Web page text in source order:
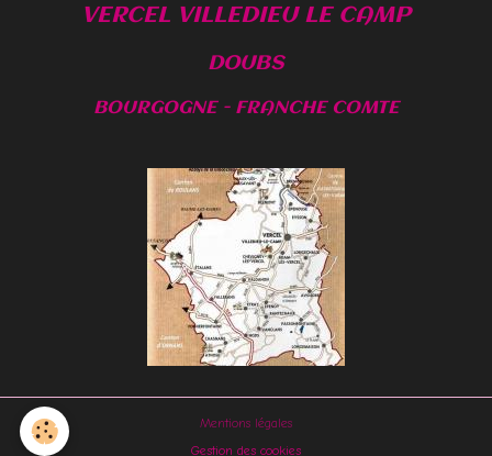
VERCEL VILLEDIEU LE CAMP
DOUBS
BOURGOGNE - FRANCHE COMTE
Mentions légales
Gestion des cookies